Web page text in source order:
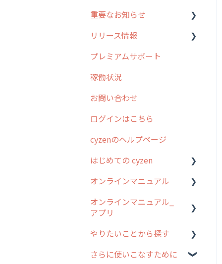
メンテナンス
外廻り営業
清掃
不動産
重要なお知らせ
過去の重要なお知らせ
障害情報
リリース情報
リリース
2026年のリリース情報
2025年のリリース情報
2024年のリリース情報
2023年のリリース情報
過去のリリース
2019年までのリリース情
お客様の声を実現しました
プレミアムサポート
稼働状況
お問い合わせ
ログインはこちら
cyzenのヘルプページ
はじめての cyzen
0. はじめてのcyzenの使い
1. cyzenについて知ろう
2. 主要機能の概要
3. cyzenの位置情報取得に
オンラインマニュアル
管理サイトの使い始め
オンラインマニュアル_
アプリ
アプリの使い始め
ホーム画面
やりたいことから探す
行動管理
さらに使いこなすために